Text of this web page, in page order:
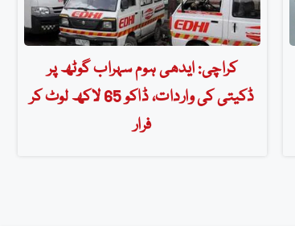
کراچی: ایدھی ہوم سہراب گوٹھ پر
ڈکیتی کی واردات، ڈاکو 65 لاکھ لوٹ کر
فرار